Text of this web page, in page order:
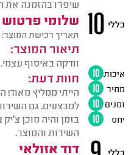
שיפרו בהזמנה את
שלומי פרטוש
תאריך רכישת המוצר:
תיאור המוצר:
וודקה באיסוף עצמי.
חוות דעת:
הייתי ממליץ
למבצעים. גם
בזמן והיה מוכן
השירות והמוצר.
10 כללי
איכות 10
מחיר
10
זמנים 10
יחס
10
דוד אזולאי כללי